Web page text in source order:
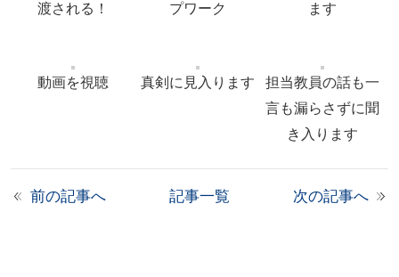
渡される！
プワーク
ます
動画を視聴 真剣に見入ります
担当教員の話も一
言も漏らさずに聞
き入ります
前の記事へ 記事一覧 次の記事へ